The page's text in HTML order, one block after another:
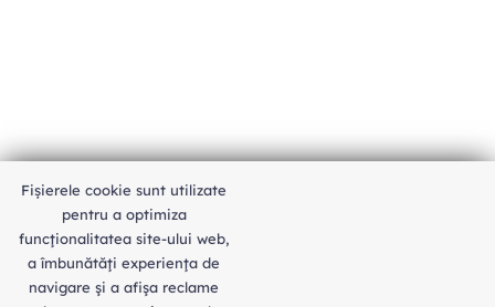
An unexpected error has occurred
Fișierele cookie sunt utilizate
pentru a optimiza
funcţionalitatea site-ului web,
a îmbunătăţi experienţa de
navigare şi a afişa reclame